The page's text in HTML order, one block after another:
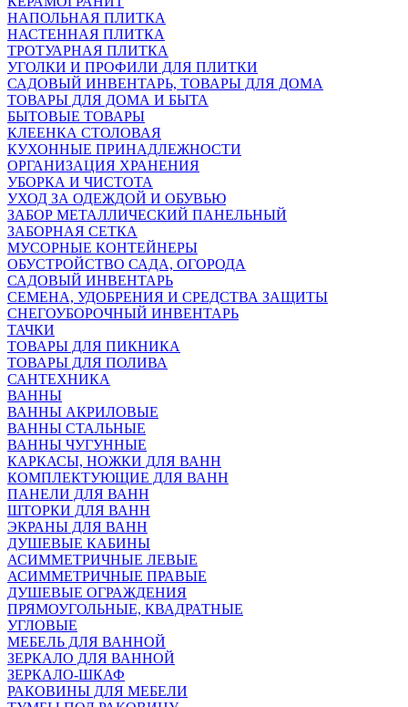
НАПОЛЬНАЯ ПЛИТКА
НАСТЕННАЯ ПЛИТКА
ТРОТУАРНАЯ ПЛИТКА
УГОЛКИ И ПРОФИЛИ ДЛЯ ПЛИТКИ
САДОВЫЙ ИНВЕНТАРЬ, ТОВАРЫ ДЛЯ ДОМА
ТОВАРЫ ДЛЯ ДОМА И БЫТА
БЫТОВЫЕ ТОВАРЫ
КЛЕЕНКА СТОЛОВАЯ
КУХОННЫЕ ПРИНАДЛЕЖНОСТИ
ОРГАНИЗАЦИЯ ХРАНЕНИЯ
УБОРКА И ЧИСТОТА
УХОД ЗА ОДЕЖДОЙ И ОБУВЬЮ
ЗАБОР МЕТАЛЛИЧЕСКИЙ ПАНЕЛЬНЫЙ
ЗАБОРНАЯ СЕТКА
МУСОРНЫЕ КОНТЕЙНЕРЫ
ОБУСТРОЙСТВО САДА, ОГОРОДА
САДОВЫЙ ИНВЕНТАРЬ
СЕМЕНА, УДОБРЕНИЯ И СРЕДСТВА ЗАЩИТЫ
СНЕГОУБОРОЧНЫЙ ИНВЕНТАРЬ
ТАЧКИ
ТОВАРЫ ДЛЯ ПИКНИКА
ТОВАРЫ ДЛЯ ПОЛИВА
САНТЕХНИКА
ВАННЫ
ВАННЫ АКРИЛОВЫЕ
ВАННЫ СТАЛЬНЫЕ
ВАННЫ ЧУГУННЫЕ
КАРКАСЫ, НОЖКИ ДЛЯ ВАНН
КОМПЛЕКТУЮЩИЕ ДЛЯ ВАНН
ПАНЕЛИ ДЛЯ ВАНН
ШТОРКИ ДЛЯ ВАНН
ЭКРАНЫ ДЛЯ ВАНН
ДУШЕВЫЕ КАБИНЫ
АСИММЕТРИЧНЫЕ ЛЕВЫЕ
АСИММЕТРИЧНЫЕ ПРАВЫЕ
ДУШЕВЫЕ ОГРАЖДЕНИЯ
ПРЯМОУГОЛЬНЫЕ, КВАДРАТНЫЕ
УГЛОВЫЕ
МЕБЕЛЬ ДЛЯ ВАННОЙ
ЗЕРКАЛО ДЛЯ ВАННОЙ
ЗЕРКАЛО-ШКАФ
РАКОВИНЫ ДЛЯ МЕБЕЛИ